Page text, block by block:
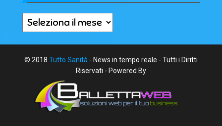
Archivi
© 2018 Tutto Sanità - News in tempo reale - Tutti i Diritti
Riservati - Powered By